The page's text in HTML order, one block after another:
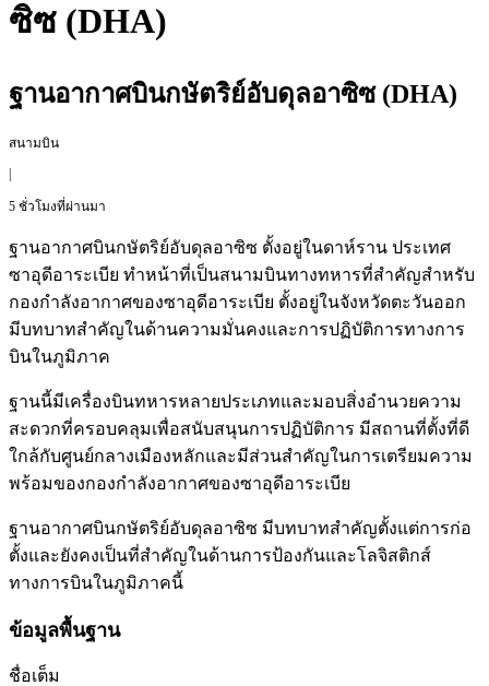
ซิซ (DHA)
ฐานอากาศบินกษัตริย์อับดุลอาซิซ (DHA)
สนามบิน
|
5 ชั่วโมงที่ผ่านมา
ฐานอากาศบินกษัตริย์อับดุลอาซิซ ตั้งอยู่ในดาห์ราน ประเทศ
ซาอุดีอาระเบีย ทำหน้าที่เป็นสนามบินทางทหารที่สำคัญสำหรับ
กองกำลังอากาศของซาอุดีอาระเบีย ตั้งอยู่ในจังหวัดตะวันออก
มีบทบาทสำคัญในด้านความมั่นคงและการปฏิบัติการทางการ
บินในภูมิภาค
ฐานนี้มีเครื่องบินทหารหลายประเภทและมอบสิ่งอำนวยความ
สะดวกที่ครอบคลุมเพื่อสนับสนุนการปฏิบัติการ มีสถานที่ตั้งที่ดี
ใกล้กับศูนย์กลางเมืองหลักและมีส่วนสำคัญในการเตรียมความ
พร้อมของกองกำลังอากาศของซาอุดีอาระเบีย
ฐานอากาศบินกษัตริย์อับดุลอาซิซ มีบทบาทสำคัญตั้งแต่การก่อ
ตั้งและยังคงเป็นที่สำคัญในด้านการป้องกันและโลจิสติกส์
ทางการบินในภูมิภาคนี้
ข้อมูลพื้นฐาน
ชื่อเต็ม